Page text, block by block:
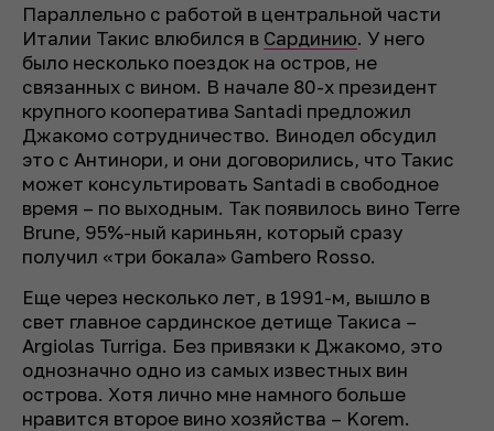
Параллельно с работой в центральной части
Италии Такис влюбился в Сардинию. У него
было несколько поездок на остров, не
связанных с вином. В начале 80-х президент
крупного кооператива Santadi предложил
Джакомо сотрудничество. Винодел обсудил
это с Антинори, и они договорились, что Такис
может консультировать Santadi в свободное
время – по выходным. Так появилось вино Terre
Brune, 95%-ный кариньян, который сразу
получил «три бокала» Gambero Rosso.
Еще через несколько лет, в 1991-м, вышло в
свет главное сардинское детище Такиса –
Argiolas Turriga. Без привязки к Джакомо, это
однозначно одно из самых известных вин
острова. Хотя лично мне намного больше
нравится второе вино хозяйства – Korem.